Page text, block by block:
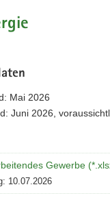
Mai 2026
Juni 2026,
Gewerbe
10.07.2026